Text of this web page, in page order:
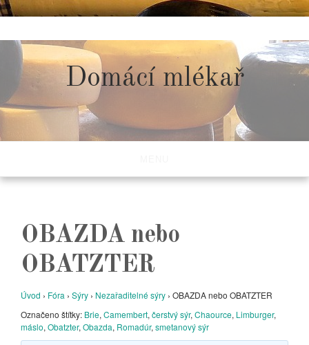
to
content
Domácí mlékař
OBAZDA nebo
OBATZTER
Úvod › Fóra › Sýry › Nezařaditelné sýry › OBAZDA nebo OBATZTER
Označeno štítky: Brie, Camembert, čerstvý sýr, Chaource, Limburger,
máslo, Obatzter, Obazda, Romadúr, smetanový sýr